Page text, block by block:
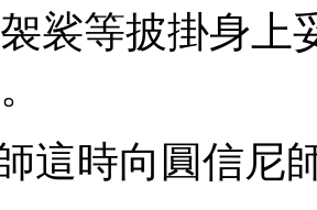
裟等披掛身上
這時向圓信尼